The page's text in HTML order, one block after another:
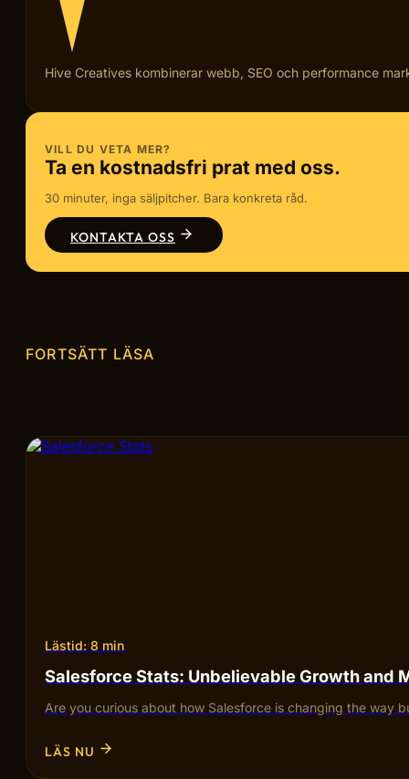
Hive Creatives kombinerar webb, SEO och performance
VILL DU VETA MER?
Ta en kostnadsfri prat med oss.
30 minuter, inga säljpitcher. Bara konkreta råd.
KONTAKTA OSS
FORTSÄTT LÄSA
Lästid: 8 min
Salesforce Stats: Unbelievable Growth and
Are you curious about how Salesforce is changing the way
LÄS NU